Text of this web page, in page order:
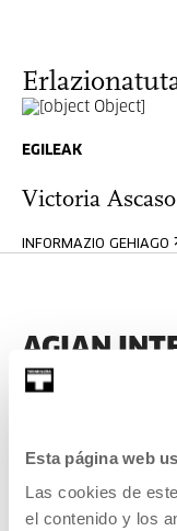
Esta página web
Las cookies de
el contenido y los
EGILEAK
Victoria Ascaso
INFORMAZIO GEHIAGO
AGIAN